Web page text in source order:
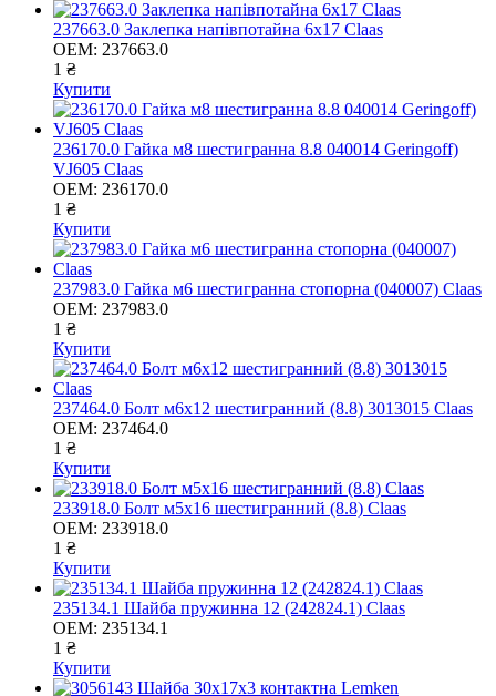
237663.0 Заклепка напівпотайна 6х17 Claas
OEM: 237663.0
1 ₴
Купити
236170.0 Гайка м8 шестигранна 8.8 040014 Geringoff)
VJ605 Claas
OEM: 236170.0
1 ₴
Купити
237983.0 Гайка м6 шестигранна стопорна (040007) Claas
OEM: 237983.0
1 ₴
Купити
237464.0 Болт м6х12 шестигранний (8.8) 3013015 Claas
OEM: 237464.0
1 ₴
Купити
233918.0 Болт м5х16 шестигранний (8.8) Claas
OEM: 233918.0
1 ₴
Купити
235134.1 Шайба пружинна 12 (242824.1) Claas
OEM: 235134.1
1 ₴
Купити